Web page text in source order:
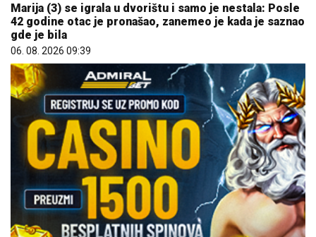
Marija (3) se igrala u dvorištu i samo je nestala: Posle
42 godine otac je pronašao, zanemeo je kada je saznao
gde je bila
06. 08. 2026 09:39